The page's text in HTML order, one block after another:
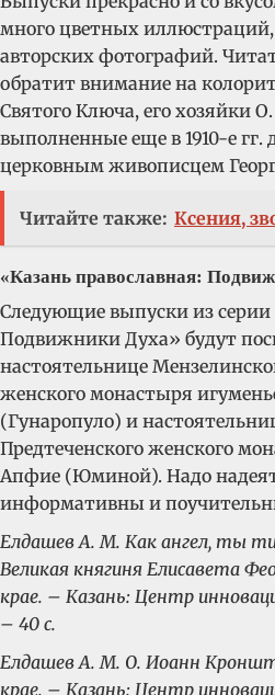
много цветных
авторских фотографий.
обратит внимание на
Святого Ключа, его хозяйки
выполненные еще в 1910-е гг.
церковным живописцем
Читайте также: Ксения,
«Казань православная:
Следующие выпуски из серии
Подвижники Духа» будут
настоятельнице
женского монастыря
(Гунаропуло) и
Предтеченского женского
Апфие (Юминой). Надо
информативны и
Елдашев А. М. Как ангел, ты
Великая княгиня Елисавета
крае. – Казань: Центр
– 40 с.
Елдашев А. М. О. Иоанн
крае. – Казань: Центр